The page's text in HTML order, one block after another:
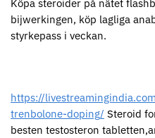
Köpa steroider på nätet
bijwerkingen, köp lagliga
styrkepass i veckan.
https://
trenbolone-doping/ Steroid
besten testosteron